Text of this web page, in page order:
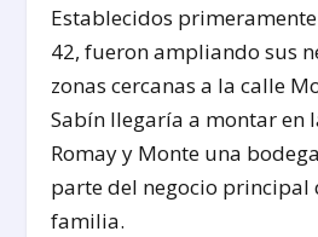
Establecidos
42, fueron ampliando sus
zonas cercanas a la calle
Sabín llegaría a montar en
Romay y Monte una
parte del negocio principal
familia.